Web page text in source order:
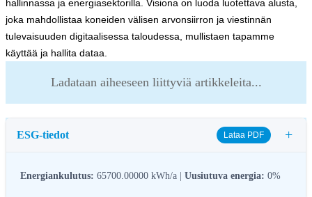
hallinnassa ja energiasektorilla. Visiona on luoda luotettava alusta,
joka mahdollistaa koneiden välisen arvonsiirron ja viestinnän
tulevaisuuden digitaalisessa taloudessa, mullistaen tapamme
käyttää ja hallita dataa.
Ladataan aiheeseen liittyviä artikkeleita...
ESG-tiedot Lataa PDF +
Energiankulutus: 65700.00000 kWh/a | Uusiutuva energia: 0%